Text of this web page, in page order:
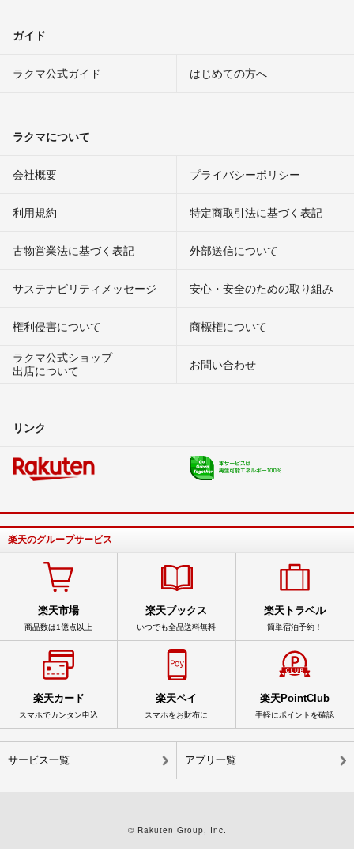
ガイド
ラクマ公式ガイド はじめての方へ
ラクマについて
会社概要 プライバシーポリシー
利用規約 特定商取引法に基づく表記
古物営業法に基づく表記 外部送信について
サステナビリティメッセージ 安心・安全のための取り組み
権利侵害について
商標権について
ラクマ公式ショップ
出店について
お問い合わせ
リンク
楽天のグループサービス
楽天市場
商品数は1億点以上
楽天ブックス
いつでも全品送料無料
楽天トラベル
簡単宿泊予約！
楽天カード
スマホでカンタン申込
楽天ペイ
スマホをお財布に
楽天PointClub
手軽にポイントを確認
サービス一覧 アプリ一覧
© Rakuten Group, Inc.